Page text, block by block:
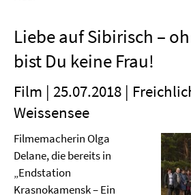
Liebe auf Sibirisch –
bist Du keine Frau!
Film | 25.07.2018 |
Weissensee
Filmemacherin Olga
Delane, die bereits in
„Endstation
Krasnokamensk – Ein